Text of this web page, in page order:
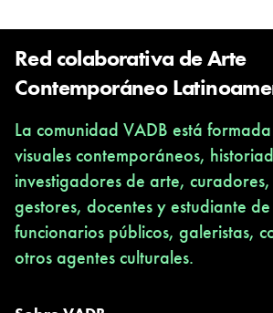
Red colaborativa de Arte
Contemporáneo
La comunidad VADB está
visuales contemporáneos,
investigadores de arte, curadores,
gestores, docentes y estudiante
funcionarios públicos, galeristas,
otros agentes culturales.